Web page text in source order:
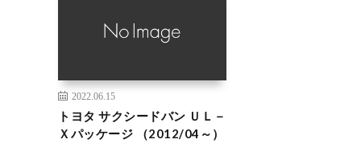
2022.06.15
トヨタ サクシードバン ＵＬ－
Ｘパッケージ （2012/04～）